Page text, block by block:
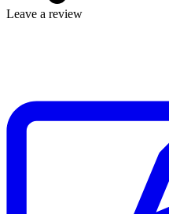
Leave a review